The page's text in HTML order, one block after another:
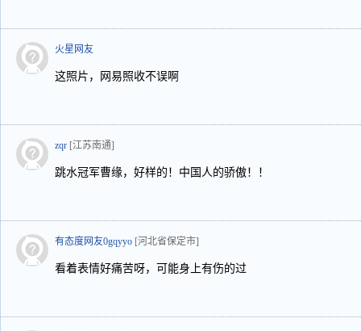
火星网友
这照片，网易照收不误啊
zqr [江苏南通]
跳水冠军曹缘，好样的！中国人的骄傲！！
有态度网友0gqyyo [河北省保定市]
看着表情好痛苦呀，可能身上有伤的过